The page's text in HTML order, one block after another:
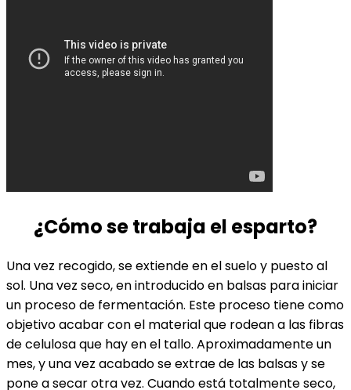
¿Cómo se trabaja el esparto?
Una vez recogido, se extiende en el suelo y puesto al
sol. Una vez seco, en introducido en balsas para iniciar
un proceso de fermentación. Este proceso tiene como
objetivo acabar con el material que rodean a las fibras
de celulosa que hay en el tallo. Aproximadamente un
mes, y una vez acabado se extrae de las balsas y se
pone a secar otra vez. Cuando está totalmente seco,